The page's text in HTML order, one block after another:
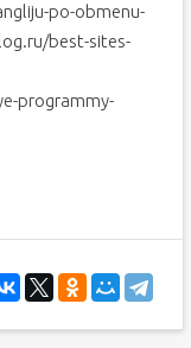
po-obmenu-
best-sites-
programmy-